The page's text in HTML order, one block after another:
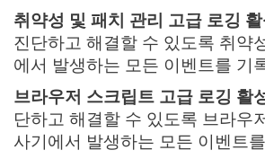
취약성 및 패치 관리 고급 로깅
진단하고 해결할 수 있도록 취약
에서 발생하는 모든 이벤트를 기
브라우저 스크립트 고급 로깅 활
단하고 해결할 수 있도록 브라우
사기에서 발생하는 모든 이벤트